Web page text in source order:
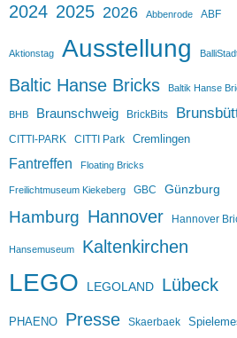
2024 2025 2026 Abbenrode ABF
Aktionstag Ausstellung
Baltic Hanse Bricks Baltik Hanse
BHB Braunschweig BrickBits
CITTI-PARK CITTI Park Cremlingen
Fantreffen Floating Bricks
Freilichtmuseum Kiekeberg GBC Günzburg
Hamburg Hannover Hannover
Hansemuseum Kaltenkirchen
LEGO LEGOLAND Lübeck
PHAENO Presse Skaerbaek